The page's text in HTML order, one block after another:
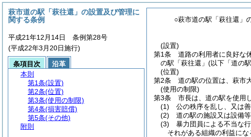
○萩市道の駅「萩往還」
(設置)
第1条
道路の利用者に良好な
の駅「萩往還」 (以下「道の
(位置)
第2条
道の駅の位置は、萩市
(使用の制限)
第3条
市長は、道の駅を使用
(1)
公の秩序を乱し、又は
(2)
道の駅の施設又は設備
(3)
暴力団員による不当な
それがある組織の利益にな
萩市道の駅「萩往還」の設置及び管理に
関する条例
平成21年12月14日 条例第28号
(平成22年3月20日施行)
条項目次
沿革
本則
第1条(設置)
第2条(位置)
第3条(使用の制限)
第4条(損害賠償)
第5条(その他)
附則